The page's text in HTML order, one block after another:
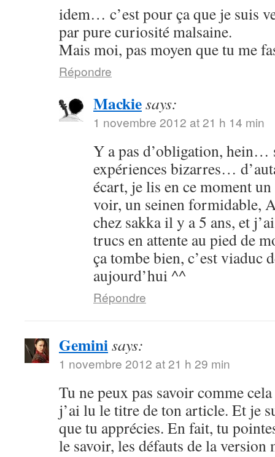
idem… c’est pour ça que je suis
par pure curiosité malsaine.
Mais moi, pas moyen que tu me
Répondre
Mackiesays:
1 novembre 2012 at 21 h 14 min
Y a pas d’obligation, hein…
expériences bizarres…
écart, je lis en ce moment
voir, un seinen formidable,
chez sakka il y a 5 ans, et
trucs en attente au pied de
ça tombe bien, c’est viaduc
aujourd’hui ^^
Répondre
Geminisays:
1 novembre 2012 at 21 h 29 min
Tu ne peux pas savoir comme
j’ai lu le titre de ton article. Et je
que tu apprécies. En fait, tu
le savoir, les défauts de la